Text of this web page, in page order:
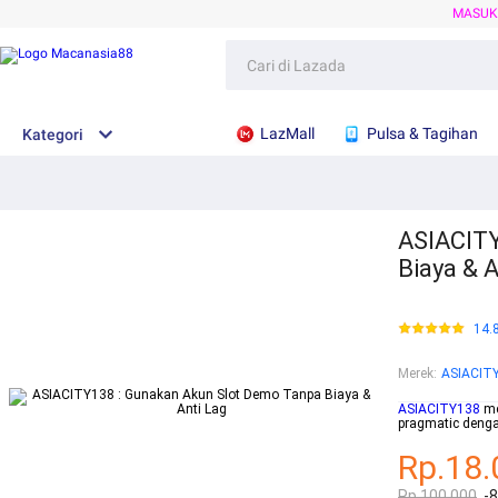
Kategori LazMall Pulsa & Tagihan
Biaya &
Merek:
ASIACITY138
pragmatic